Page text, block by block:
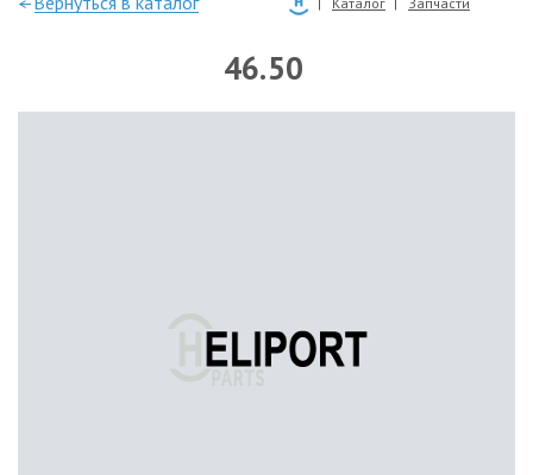
46.50